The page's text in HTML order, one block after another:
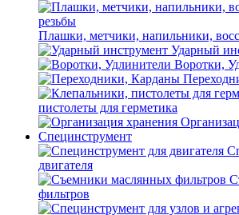
Плашки, метчики, напильники,
Ударный
Воротки,
пистолеты для герметика
Специнструмент
двигателя
фильтров